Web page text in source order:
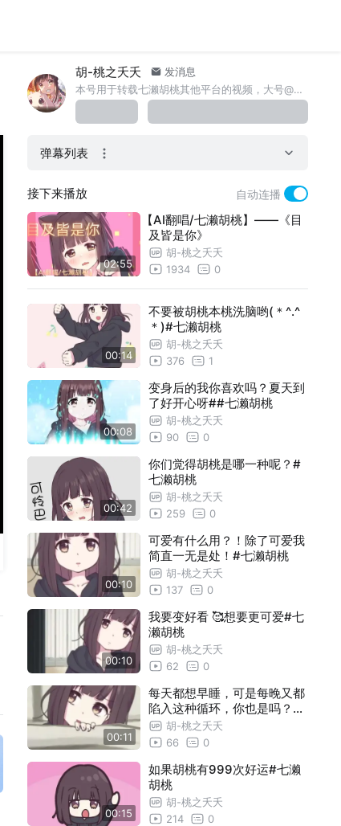
胡-桃之夭夭
发消息
本号用于转载七濑胡桃其他平台的视频，大号@洛水映星尘2233
弹幕列表
接下来播放 自动连播
02:55
【AI翻唱/七濑胡桃】——《目
及皆是你》
胡-桃之夭夭
1934
0
00:14
不要被胡桃本桃洗脑哟(＊^.^
＊)#七濑胡桃
胡-桃之夭夭
376
1
00:08
变身后的我你喜欢吗？夏天到
了好开心呀##七濑胡桃
胡-桃之夭夭
90
0
00:42
你们觉得胡桃是哪一种呢？#
七濑胡桃
胡-桃之夭夭
259
0
00:10
可爱有什么用？！除了可爱我
简直一无是处！#七濑胡桃
胡-桃之夭夭
137
0
00:10
我要变好看 🥰想要更可爱#七
濑胡桃
胡-桃之夭夭
62
0
00:11
每天都想早睡，可是每晚又都
陷入这种循环，你也是吗？#
七濑胡桃
胡-桃之夭夭
66
0
00:15
如果胡桃有999次好运#七濑
胡桃
胡-桃之夭夭
214
0